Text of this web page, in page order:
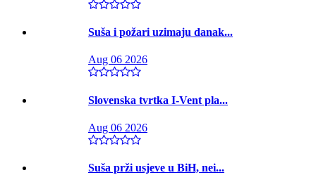
Suša i požari uzimaju danak...
Aug 06 2026
Slovenska tvrtka I-Vent pla...
Aug 06 2026
Suša prži usjeve u BiH, nei...